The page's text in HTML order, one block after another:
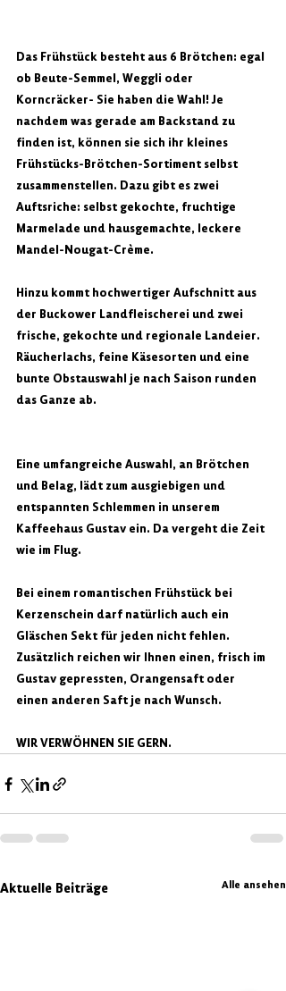
Das Frühstück besteht aus 6 Brötchen: egal
ob Beute-Semmel, Weggli oder
Korncräcker- Sie haben die Wahl! Je
nachdem was gerade am Backstand zu
finden ist, können sie sich ihr kleines
Frühstücks-Brötchen-Sortiment selbst
zusammenstellen. Dazu gibt es zwei
Auftsriche: selbst gekochte, fruchtige
Marmelade und hausgemachte, leckere
Mandel-Nougat-Crème.
Hinzu kommt hochwertiger Aufschnitt aus
der Buckower Landfleischerei und zwei
frische, gekochte und regionale Landeier.
Räucherlachs, feine Käsesorten und eine
bunte Obstauswahl je nach Saison runden
das Ganze ab.
Eine umfangreiche Auswahl, an Brötchen
und Belag, lädt zum ausgiebigen und
entspannten Schlemmen in unserem
Kaffeehaus Gustav ein. Da vergeht die Zeit
wie im Flug.
Bei einem romantischen Frühstück bei
Kerzenschein darf natürlich auch ein
Gläschen Sekt für jeden nicht fehlen.
Zusätzlich reichen wir Ihnen einen, frisch im
Gustav gepressten, Orangensaft oder
einen anderen Saft je nach Wunsch.
WIR VERWÖHNEN SIE GERN.
Aktuelle Beiträge Alle ansehen